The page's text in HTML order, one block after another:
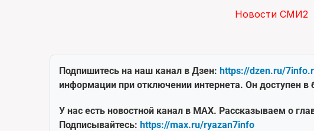
Новости СМИ2
Подпишитесь на наш канал в Дзен: https://dzen.ru/
информации при отключении интернета. Он доступен в
У нас есть новостной канал в MAX. Рассказываем о
Подписывайтесь: https://max.ru/ryazan7info